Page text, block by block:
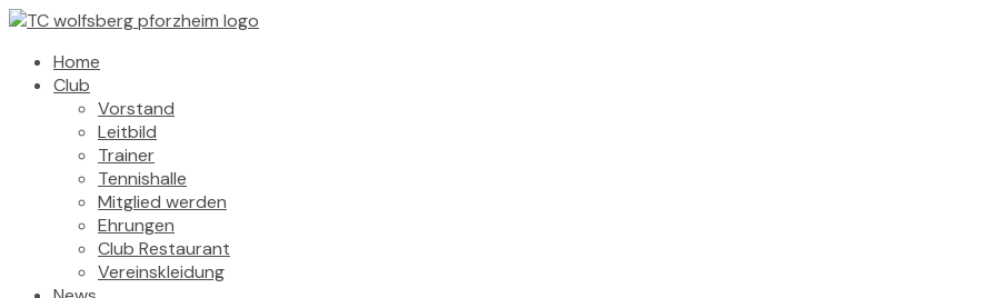
Home
Club
Vorstand
Leitbild
Trainer
Tennishalle
Mitglied werden
Ehrungen
Club Restaurant
Vereinskleidung